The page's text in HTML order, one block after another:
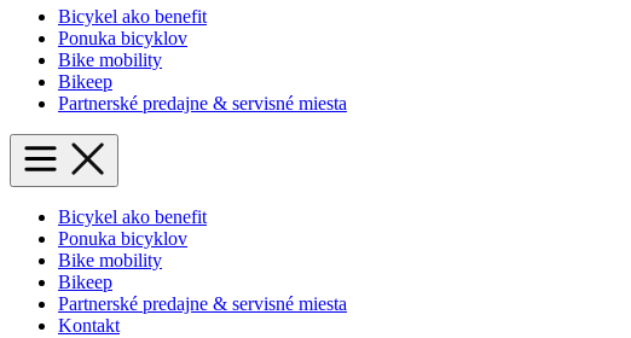
Bicykel ako benefit
Ponuka bicyklov
Bike mobility
Bikeep
Partnerské predajne & servisné miesta
Bicykel ako benefit
Ponuka bicyklov
Bike mobility
Bikeep
Partnerské predajne & servisné miesta
Kontakt